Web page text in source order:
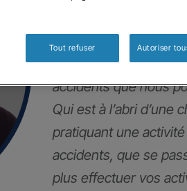
d’expert
Dans la vie privée,
accidents que nous
Qui est à l’abri d’une
pratiquant une
accidents, que se
plus effectuer vos
Tout refuser Autoriser